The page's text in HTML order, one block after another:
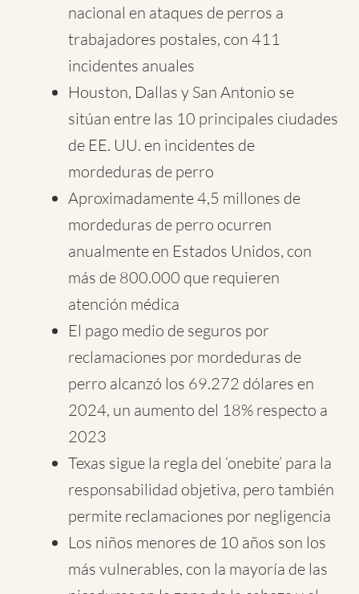
nacional en ataques de perros a
trabajadores postales, con 411
incidentes anuales
Houston, Dallas y San Antonio se
sitúan entre las 10 principales ciudades
de EE. UU. en incidentes de
mordeduras de perro
Aproximadamente 4,5 millones de
mordeduras de perro ocurren
anualmente en Estados Unidos, con
más de 800.000 que requieren
atención médica
El pago medio de seguros por
reclamaciones por mordeduras de
perro alcanzó los 69.272 dólares en
2024, un aumento del 18% respecto a
2023
Texas sigue la regla del ‘onebite’ para la
responsabilidad objetiva, pero también
permite reclamaciones por negligencia
Los niños menores de 10 años son los
más vulnerables, con la mayoría de las